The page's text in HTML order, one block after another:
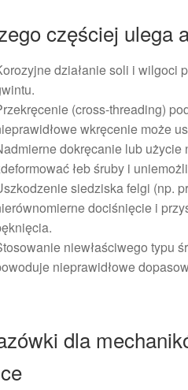
częściej ulega
działanie soli i wilgoci
(cross-threading)
wkręcenie może
dokręcanie lub użycie
łeb śruby i
siedziska felgi (np.
dociśnięcie i
niewłaściwego typu
nieprawidłowe
dla